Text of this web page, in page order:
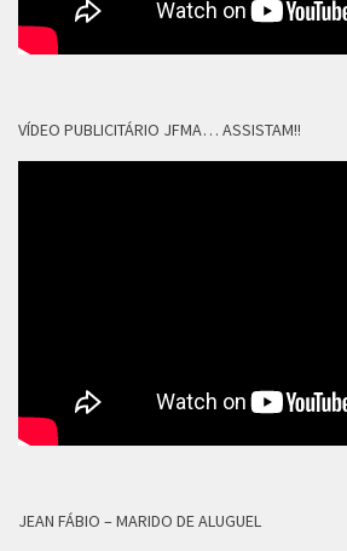
VÍDEO PUBLICITÁRIO JFMA… ASSISTAM!!
JEAN FÁBIO – MARIDO DE ALUGUEL